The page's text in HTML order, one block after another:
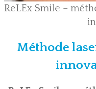
ReLEx Smile –
Méthode